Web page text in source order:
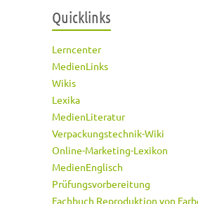
Quicklinks
Lerncenter
MedienLinks
Wikis
Lexika
MedienLiteratur
Verpackungstechnik-Wiki
Online-Marketing-Lexikon
MedienEnglisch
Prüfungsvorbereitung
Fachbuch Reproduktion von